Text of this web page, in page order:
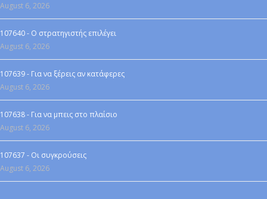
August 6, 2026
107640 - Ο στρατηγιστής επιλέγει
August 6, 2026
107639 - Για να ξέρεις αν κατάφερες
August 6, 2026
107638 - Για να μπεις στο πλαίσιο
August 6, 2026
107637 - Οι συγκρούσεις
August 6, 2026